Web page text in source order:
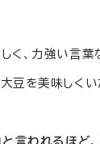
く、力強い言葉
豆を美味しく
と言われるほど